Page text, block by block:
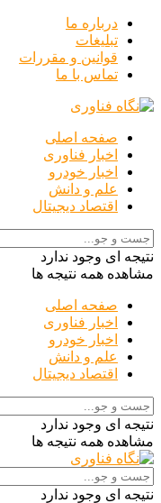
درباره ما
تبلیغات
قوانین و مقررات
تماس با ما
صفحه اصلی
اخبار فناوری
اخبار خودرو
علم و دانش
اقتصاد دیجیتال
نتیجه ای وجود ندارد
مشاهده همه نتیجه ها
صفحه اصلی
اخبار فناوری
اخبار خودرو
علم و دانش
اقتصاد دیجیتال
نتیجه ای وجود ندارد
مشاهده همه نتیجه ها
نتیجه ای وجود ندارد